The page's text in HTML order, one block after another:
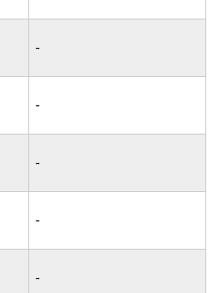
-
-
-
-
-